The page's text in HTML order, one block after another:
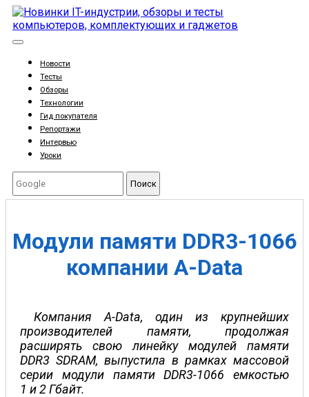
Новости
Тесты
Обзоры
Технологии
Гид покупателя
Репортажи
Интервью
Уроки
Поиск
Модули памяти DDR3-1066
компании A-Data
Компания A-Data, один из крупнейших
производителей памяти, продолжая
расширять свою линейку модулей памяти
DDR3 SDRAM, выпус­тила в рамках массовой
серии модули памяти DDR3-1066 емкостью
1 и 2 Гбайт.